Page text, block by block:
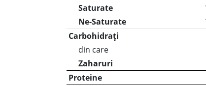
Saturate
Ne-Saturate
Carbohidrați
din care
Zaharuri
Proteine